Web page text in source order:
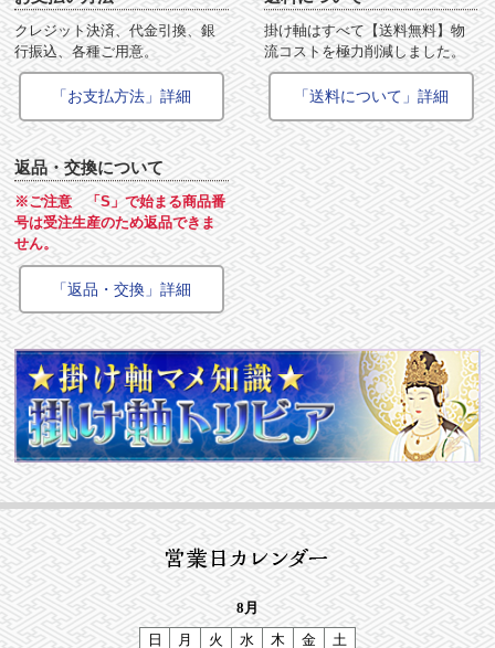
クレジット決済、代金引換、銀
行振込、各種ご用意。
「お支払方法」詳細
掛け軸はすべて【送料無料】物
流コストを極力削減しました。
「送料について」詳細
返品・交換について
※ご注意 「S」で始まる商品番
号は受注生産のため返品できま
せん。
「返品・交換」詳細